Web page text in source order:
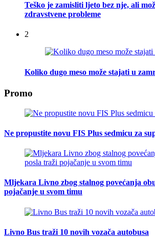
Teško je zamisliti ljeto bez nje, ali
zdravstvene probleme
2
Koliko dugo meso može stajati u
Promo
Ne propustite novu FIS Plus sedmicu za
Mljekara Livno zbog stalnog povećanja
pojačanje u svom timu
Livno Bus traži 10 novih vozača autobusa